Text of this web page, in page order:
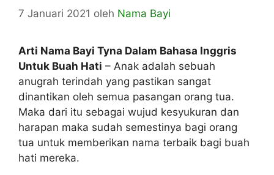
7 Januari 2021 oleh Nama Bayi
Arti Nama Bayi Tyna Dalam Bahasa Inggris
Untuk Buah Hati – Anak adalah sebuah
anugrah terindah yang pastikan sangat
dinantikan oleh semua pasangan orang tua.
Maka dari itu sebagai wujud kesyukuran dan
harapan maka sudah semestinya bagi orang
tua untuk memberikan nama terbaik bagi buah
hati mereka.